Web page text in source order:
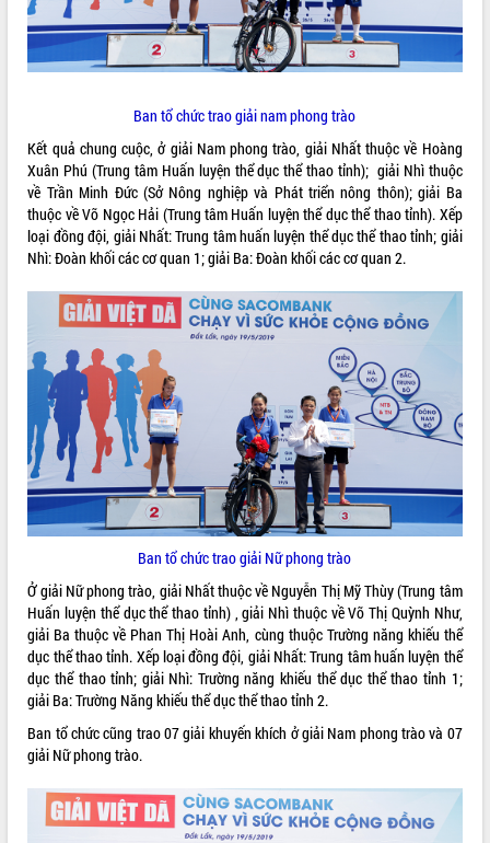
VIDEO
Khám bệnh, cấp phát thuốc miễn phí
và tặng quà người dân xã Cư Pui
Hội nghị UBND tỉnh Đắk Lắk thường kỳ
tháng 7/2026
Lễ truy tặng danh hiệu “Bà Mẹ Việt
Nam Anh hùng” và trao Huân chương
Lao động
UBND tỉnh Đắk Lắk triển khai nhiệm
vụ 6 tháng cuối năm 2026
Kỳ họp thứ Hai, Hội đồng nhân dân
ALBUM ẢNH
Ban tổ chức trao giải nam phong trào
Kết quả chung cuộc, ở giải Nam phong trào, giải Nhất thuộc về Hoàng
Xuân Phú (Trung tâm Huấn luyện thể dục thể thao tỉnh); giải Nhì thuộc
về Trần Minh Đức (Sở Nông nghiệp và Phát triển nông thôn); giải Ba
thuộc về Võ Ngọc Hải (Trung tâm Huấn luyện thể dục thể thao tỉnh). Xếp
loại đồng đội, giải Nhất: Trung tâm huấn luyện thể dục thể thao tỉnh; giải
Nhì: Đoàn khối các cơ quan 1; giải Ba: Đoàn khối các cơ quan 2.
Ban tổ chức trao giải Nữ phong trào
Ở giải Nữ phong trào, giải Nhất thuộc về Nguyễn Thị Mỹ Thùy (Trung tâm
Huấn luyện thể dục thể thao tỉnh) , giải Nhì thuộc về Võ Thị Quỳnh Như,
giải Ba thuộc về Phan Thị Hoài Anh, cùng thuộc Trường năng khiếu thể
dục thể thao tỉnh. Xếp loại đồng đội, giải Nhất: Trung tâm huấn luyện thể
dục thể thao tỉnh; giải Nhì: Trường năng khiếu thể dục thể thao tỉnh 1;
giải Ba: Trường Năng khiếu thể dục thể thao tỉnh 2.
Ban tổ chức cũng trao 07 giải khuyến khích ở giải Nam phong trào và 07
giải Nữ phong trào.